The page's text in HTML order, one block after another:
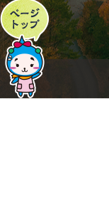
ペ
ー
ジ